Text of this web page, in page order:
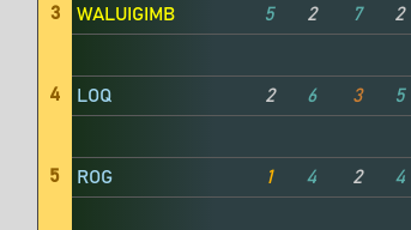
3 WALUIGIMB 5 2 7 2
4 LOQ 2 6 3 5
5 ROG 1 4 2 4